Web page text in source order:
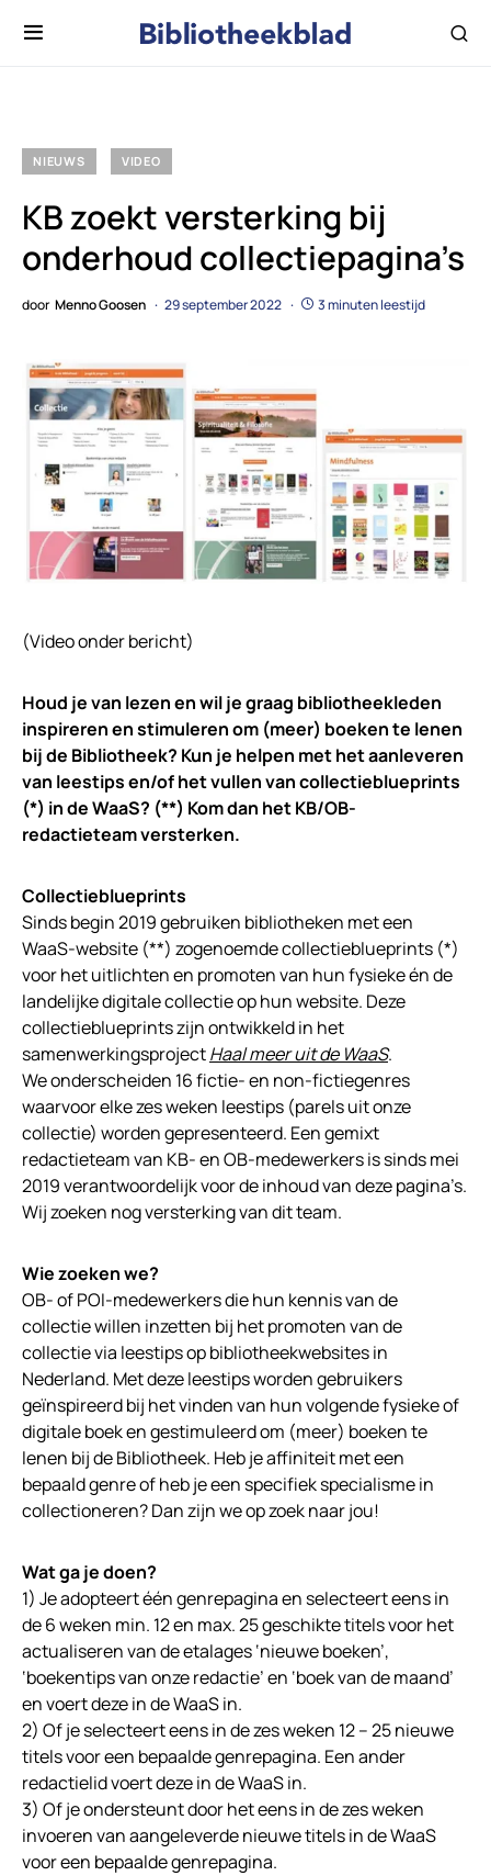
NIEUWS VIDEO
KB zoekt versterking bij
onderhoud collectiepagina’s
door Menno Goosen 29 september 2022 3 minuten leestijd
(Video onder bericht)
Houd je van lezen en wil je graag bibliotheekleden
inspireren en stimuleren om (meer) boeken te lenen
bij de Bibliotheek? Kun je helpen met het aanleveren
van leestips en/of het vullen van collectieblueprints
(*) in de WaaS? (**) Kom dan het KB/OB-
redactieteam versterken.
Collectieblueprints
Sinds begin 2019 gebruiken bibliotheken met een
WaaS-website (**) zogenoemde collectieblueprints (*)
voor het uitlichten en promoten van hun fysieke én de
landelijke digitale collectie op hun website. Deze
collectieblueprints zijn ontwikkeld in het
samenwerkingsprojectHaal meer uit de WaaS.
We onderscheiden 16 fictie- en non-fictiegenres
waarvoor elke zes weken leestips (parels uit onze
collectie) worden gepresenteerd. Een gemixt
redactieteam van KB- en OB-medewerkers is sinds mei
2019 verantwoordelijk voor de inhoud van deze pagina’s.
Wij zoeken nog versterking van dit team.
Wie zoeken we?
OB- of POI-medewerkers die hun kennis van de
collectie willen inzetten bij het promoten van de
collectie via leestips op bibliotheekwebsites in
Nederland. Met deze leestips worden gebruikers
geïnspireerd bij het vinden van hun volgende fysieke of
digitale boek en gestimuleerd om (meer) boeken te
lenen bij de Bibliotheek. Heb je affiniteit met een
bepaald genre of heb je een specifiek specialisme in
collectioneren? Dan zijn we op zoek naar jou!
Wat ga je doen?
1) Je adopteert één genrepagina en selecteert eens in
de 6 weken min. 12 en max. 25 geschikte titels voor het
actualiseren van de etalages ‘nieuwe boeken’,
‘boekentips van onze redactie’ en ‘boek van de maand’
en voert deze in de WaaS in.
2) Of je selecteert eens in de zes weken 12 – 25 nieuwe
titels voor een bepaalde genrepagina. Een ander
redactielid voert deze in de WaaS in.
3) Of je ondersteunt door het eens in de zes weken
invoeren van aangeleverde nieuwe titels in de WaaS
voor een bepaalde genrepagina.